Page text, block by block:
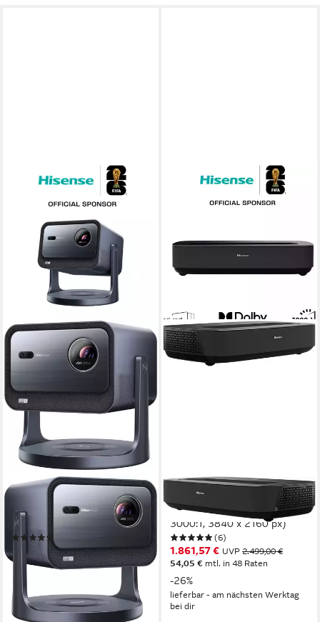
HISENSE
C2 Mini-Beamer (2000 lm,
1700:1, 3840 x 2160 px)
1.582,72 € UVP1.999,00 €
45,95 €mtl. in 48 Raten
-21%
lieferbar - am nächsten Werktag
bei dir
HISENSE
PL2 Laser-TV (2700 lm,
3000:1, 3840 x 2160 px)
(6)
1.861,57 € UVP 2.499,00 €
54,05 € mtl. in 48 Raten
-26%
lieferbar - am nächsten Werktag
bei dir